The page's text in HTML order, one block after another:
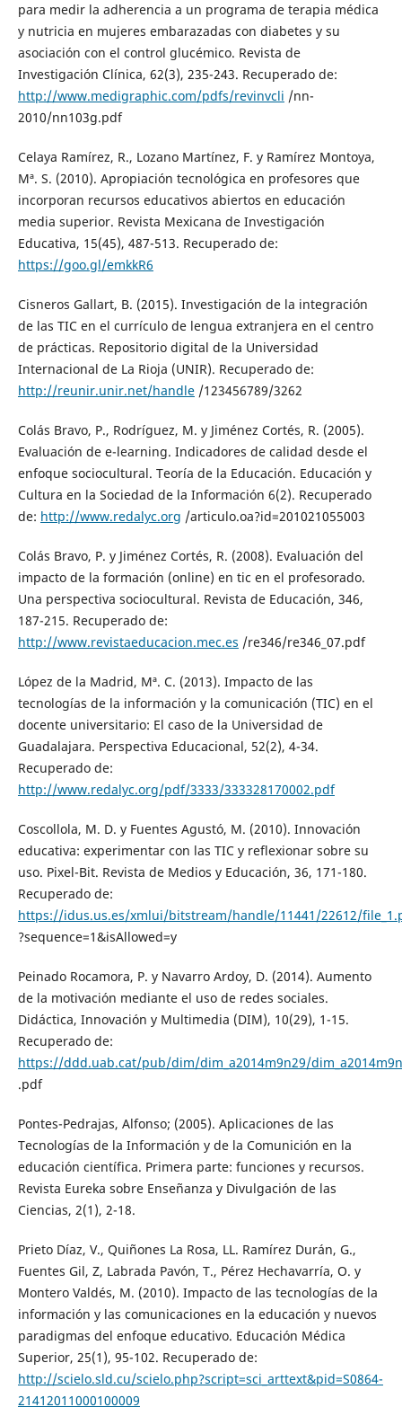
para medir la adherencia a un programa de terapia médica
y nutricia en mujeres embarazadas con diabetes y su
asociación con el control glucémico. Revista de
Investigación Clínica, 62(3), 235-243. Recuperado de:
http://www.medigraphic.com/pdfs/revinvcli /nn-
2010/nn103g.pdf
Celaya Ramírez, R., Lozano Martínez, F. y Ramírez Montoya,
Mª. S. (2010). Apropiación tecnológica en profesores que
incorporan recursos educativos abiertos en educación
media superior. Revista Mexicana de Investigación
Educativa, 15(45), 487-513. Recuperado de:
https://goo.gl/emkkR6
Cisneros Gallart, B. (2015). Investigación de la integración
de las TIC en el currículo de lengua extranjera en el centro
de prácticas. Repositorio digital de la Universidad
Internacional de La Rioja (UNIR). Recuperado de:
http://reunir.unir.net/handle/123456789/3262
Colás Bravo, P., Rodríguez, M. y Jiménez Cortés, R. (2005).
Evaluación de e-learning. Indicadores de calidad desde el
enfoque sociocultural. Teoría de la Educación. Educación y
Cultura en la Sociedad de la Información 6(2). Recuperado
de: http://www.redalyc.org /articulo.oa?id=201021055003
Colás Bravo, P. y Jiménez Cortés, R. (2008). Evaluación del
impacto de la formación (online) en tic en el profesorado.
Una perspectiva sociocultural. Revista de Educación, 346,
187-215. Recuperado de:
http://www.revistaeducacion.mec.es /re346/re346_07.pdf
López de la Madrid, Mª. C. (2013). Impacto de las
tecnologías de la información y la comunicación (TIC) en el
docente universitario: El caso de la Universidad de
Guadalajara. Perspectiva Educacional, 52(2), 4-34.
Recuperado de:
http://www.redalyc.org/pdf/3333/333328170002.pdf
Coscollola, M. D. y Fuentes Agustó, M. (2010). Innovación
educativa: experimentar con las TIC y reflexionar sobre su
uso. Pixel-Bit. Revista de Medios y Educación, 36, 171-180.
Recuperado de:
https://idus.us.es/xmlui/bitstream/handle/11441/22612/
?sequence=1&isAllowed=y
Peinado Rocamora, P. y Navarro Ardoy, D. (2014). Aumento
de la motivación mediante el uso de redes sociales.
Didáctica, Innovación y Multimedia (DIM), 10(29), 1-15.
Recuperado de:
https://ddd.uab.cat/pub/dim/dim_a2014m9n29/
.pdf
Pontes-Pedrajas, Alfonso; (2005). Aplicaciones de las
Tecnologías de la Información y de la Comunición en la
educación científica. Primera parte: funciones y recursos.
Revista Eureka sobre Enseñanza y Divulgación de las
Ciencias, 2(1), 2-18.
Prieto Díaz, V., Quiñones La Rosa, LL. Ramírez Durán, G.,
Fuentes Gil, Z, Labrada Pavón, T., Pérez Hechavarría, O. y
Montero Valdés, M. (2010). Impacto de las tecnologías de la
información y las comunicaciones en la educación y nuevos
paradigmas del enfoque educativo. Educación Médica
Superior, 25(1), 95-102. Recuperado de:
http://scielo.sld.cu/scielo.php?script=sci_arttext&pid=S0864-
21412011000100009